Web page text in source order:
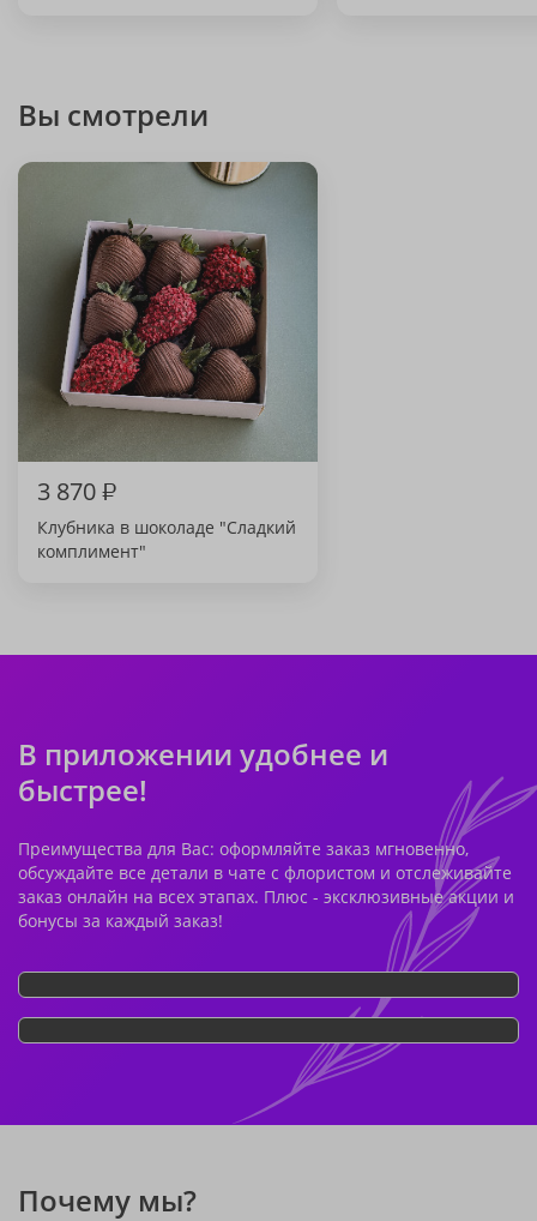
Вы смотрели
3 870₽
Клубника в шоколаде "Сладкий
комплимент"
В приложении удобнее и
быстрее!
Преимущества для Вас: оформляйте заказ мгновенно,
обсуждайте все детали в чате с флористом и отслеживайте
заказ онлайн на всех этапах. Плюс - эксклюзивные акции и
бонусы за каждый заказ!
Почему мы?